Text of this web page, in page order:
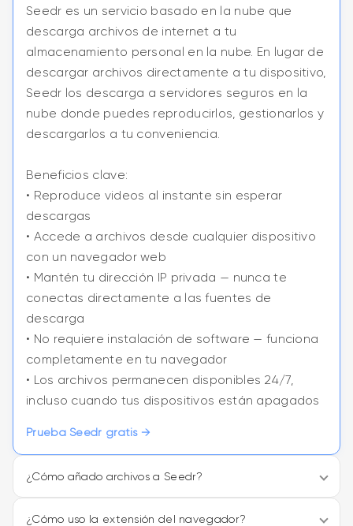
Seedr es un servicio basado en la nube que
descarga archivos de internet a tu
almacenamiento personal en la nube. En lugar de
descargar archivos directamente a tu dispositivo,
Seedr los descarga a servidores seguros en la
nube donde puedes reproducirlos, gestionarlos y
descargarlos a tu conveniencia.
Beneficios clave:
• Reproduce videos al instante sin esperar
descargas
• Accede a archivos desde cualquier dispositivo
con un navegador web
• Mantén tu dirección IP privada — nunca te
conectas directamente a las fuentes de
descarga
• No requiere instalación de software — funciona
completamente en tu navegador
• Los archivos permanecen disponibles 24/7,
incluso cuando tus dispositivos están apagados
Prueba Seedr gratis →
¿Cómo añado archivos a Seedr?
¿Cómo uso la extensión del navegador?